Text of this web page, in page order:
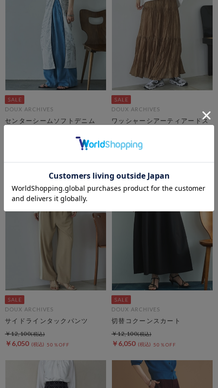
DOUX ARCHIVES
センターシームソフトデニム
DOUX ARCHIVES
ワッシャーシアーティアードス
￥6,050
￥12,100
DOUX ARCHIVES
サイドラインタックパンツ
￥6,050 50％OFF
￥12,100
DOUX ARCHIVES
切替コクーンスカート
￥6,050 50％OFF
￥12,100